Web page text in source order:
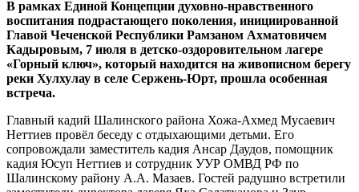
В рамках Единой Концепции духовно-нравственного
воспитания подрастающего поколения, инициированной
Главой Чеченской Республики Рамзаном Ахматовичем
Кадыровым, 7 июля в детско-оздоровительном лагере
«Горный ключ», который находится на живописном берегу
реки Хулхулау в селе Сержень-Юрт, прошла особенная
встреча.
Главный кадий Шалинского района Хожа-Ахмед Мусаевич
Неттиев провёл беседу с отдыхающими детьми. Его
сопровождали заместитель кадия Ансар Даудов, помощник
кадия Юсуп Неттиев и сотрудник УУР ОМВД РФ по
Шалинскому району А.А. Мазаев. Гостей радушно встретили